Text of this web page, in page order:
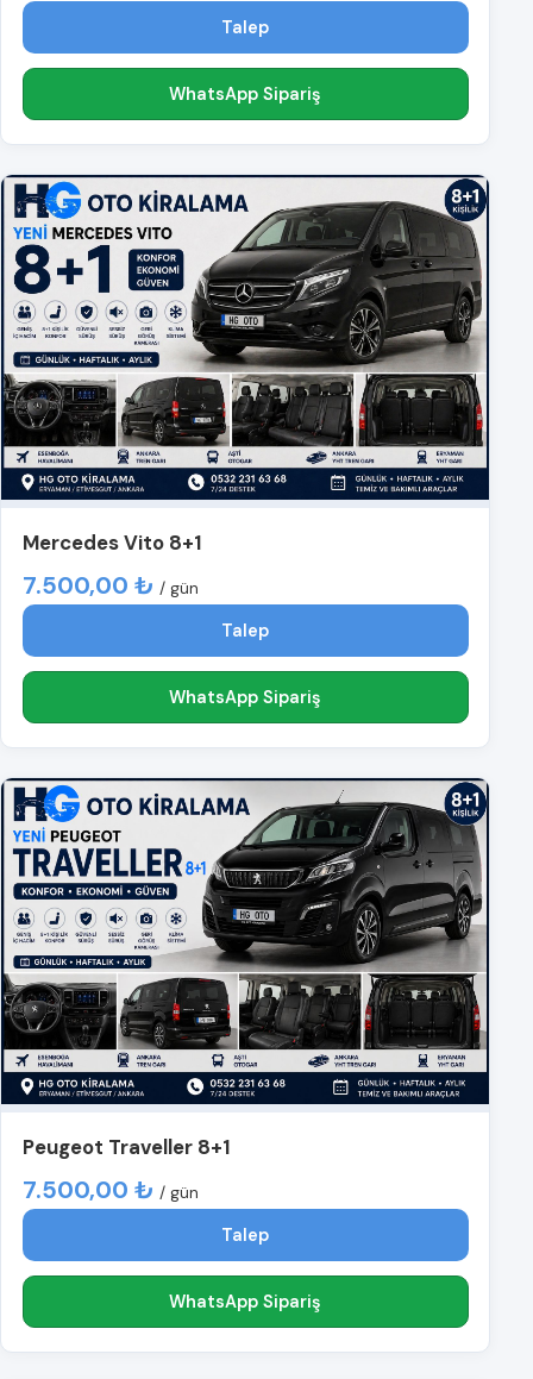
Talep
WhatsApp Sipariş
Mercedes Vito 8+1
7.500,00 ₺ / gün
Talep
WhatsApp Sipariş
Peugeot Traveller 8+1
7.500,00 ₺ / gün
Talep
WhatsApp Sipariş